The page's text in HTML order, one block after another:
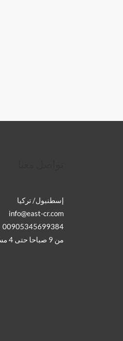
إسطنبول/ تركيا
info@east-cr.com
00905345699384
من 9 صباحا حتى 4 مساءا